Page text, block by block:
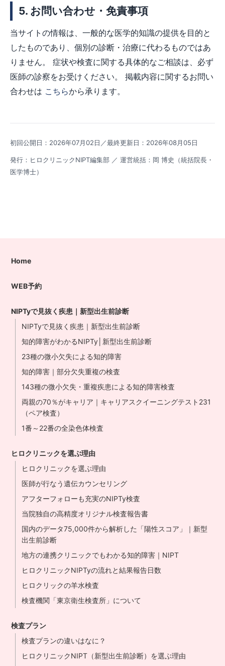
5. お問い合わせ・免責事項
当サイトの情報は、一般的な医学的知識の提供を目的と
したものであり、個別の診断・治療に代わるものではあ
りません。 症状や検査に関する具体的なご相談は、必ず
医師の診察をお受けください。 掲載内容に関するお問い
合わせは こちらから承ります。
初回公開日：2026年07月02日／最終更新日：2026年08月05日
発行：ヒロクリニックNIPT編集部 ／ 運営統括：岡 博史（統括院長・
医学博士）
Home
WEB予約
NIPTyで見抜く疾患｜新型出生前診断
NIPTyで見抜く疾患｜新型出生前診断
知的障害がわかるNIPTy│新型出生前診断
23種の微小欠失による知的障害
知的障害｜部分欠失重複の検査
143種の微小欠失・重複疾患による知的障害検査
両親の70％がキャリア｜キャリアスクイーニングテスト231
（ペア検査）
1番～22番の全染色体検査
ヒロクリニックを選ぶ理由
ヒロクリニックを選ぶ理由
医師が行なう遺伝カウンセリング
アフターフォローも充実のNIPTy検査
当院独自の高精度オリジナル検査報告書
国内のデータ75,000件から解析した「陽性スコア」｜新型
出生前診断
地方の連携クリニックでもわかる知的障害｜NIPT
ヒロクリニックNIPTyの流れと結果報告日数
ヒロクリックの羊水検査
検査機関「東京衛生検査所」について
検査プラン
検査プランの違いはなに？
ヒロクリニックNIPT（新型出生前診断）を選ぶ理由